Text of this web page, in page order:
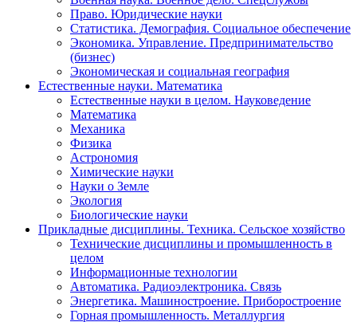
Право. Юридические науки
Статистика. Демография. Социальное обеспечение
Экономика. Управление. Предпринимательство
(бизнес)
Экономическая и социальная география
Естественные науки. Математика
Естественные науки в целом. Науковедение
Математика
Механика
Физика
Астрономия
Химические науки
Науки о Земле
Экология
Биологические науки
Прикладные дисциплины. Техника. Сельское хозяйство
Технические дисциплины и промышленность в
целом
Информационные технологии
Автоматика. Радиоэлектроника. Связь
Энергетика. Машиностроение. Приборостроение
Горная промышленность. Металлургия